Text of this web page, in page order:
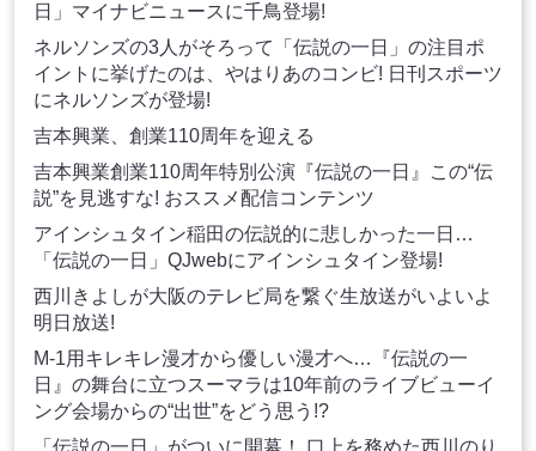
日」マイナビニュースに千鳥登場!
ネルソンズの3人がそろって「伝説の一日」の注目ポ
イントに挙げたのは、やはりあのコンビ! 日刊スポーツ
にネルソンズが登場!
吉本興業、創業110周年を迎える
吉本興業創業110周年特別公演『伝説の一日』この“伝
説”を見逃すな! おススメ配信コンテンツ
アインシュタイン稲田の伝説的に悲しかった一日…
「伝説の一日」QJwebにアインシュタイン登場!
西川きよしが大阪のテレビ局を繋ぐ生放送がいよいよ
明日放送!
M-1用キレキレ漫才から優しい漫才へ…『伝説の一
日』の舞台に立つスーマラは10年前のライブビューイ
ング会場からの“出世”をどう思う!?